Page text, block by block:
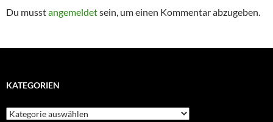
Du musstangemeldetsein, um einen Kommentar abzugeben.
KATEGORIEN
Kategorien